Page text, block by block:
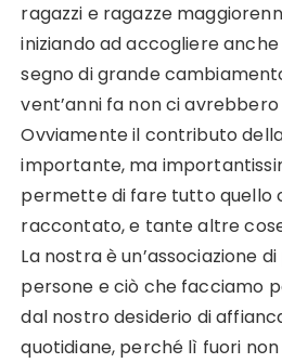
ragazzi e ragazze
iniziando ad accogliere
segno di grande
vent’anni fa non ci
Ovviamente il contributo
importante, ma
permette di fare tutto quello
raccontato, e tante altre
La nostra è un’associazione
persone e ciò che facciamo
dal nostro desiderio di
quotidiane, perché lì fuori